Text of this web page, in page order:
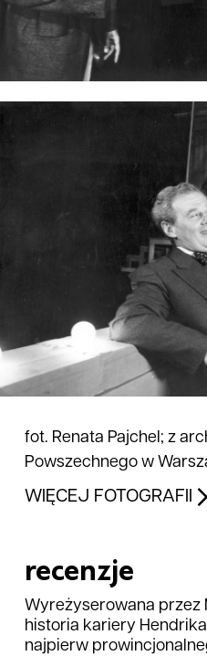
fot. Renata Pajchel; z
Powszechnego w
WIĘCEJ FOTOGRAFII
recenzje
Wyreżyserowana przez
historia kariery
najpierw